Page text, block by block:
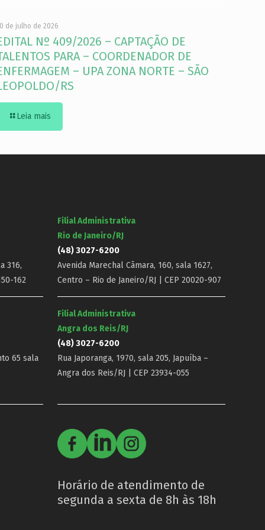
de julho de 2026
Nº 409/2026 – CAPTAÇÃO DE
PARA – COORDENADOR DE
– UPA ZONA NORTE – SÃO
RS
Leia mais
316,
162
65 sala
Filial Administrativa
Rio de Janeiro/RJ
(48) 3027-6200
Avenida Marechal Câmara, 160, sala 1627,
Centro – Rio de Janeiro/RJ | CEP 20020-907
Filial Administrativa
Angra dos Reis/RJ
(48) 3027-6200
Rua Japoranga, 1970, sala 205, Japuíba –
Angra dos Reis/RJ | CEP 23934-055
Horário de atendimento de
segunda a sexta de 8h às 18h